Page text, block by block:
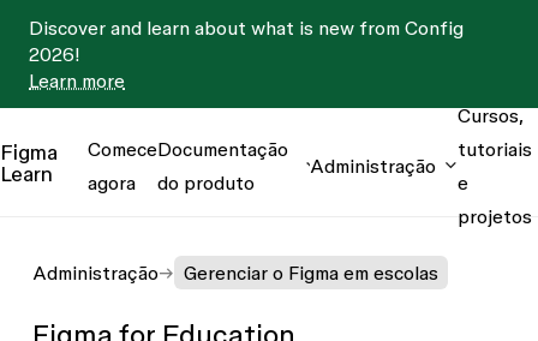
Discover and learn about what is new from Config
2026!
Learn more
Figma
Learn
Comece
agora
Documentação
do produto
Administração
Cursos,
tutoriais
e
projetos
Administração Gerenciar o Figma em escolas
Figma for Education